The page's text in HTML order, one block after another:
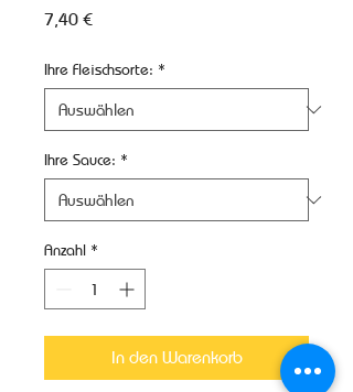
7,40 €Preis
Ihre Fleischsorte: *
Ihre Sauce: *
Anzahl *
In den Warenkorb